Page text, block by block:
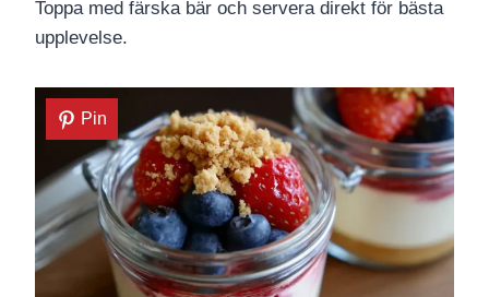
Toppa med färska bär och servera direkt för bästa
upplevelse.
Pin